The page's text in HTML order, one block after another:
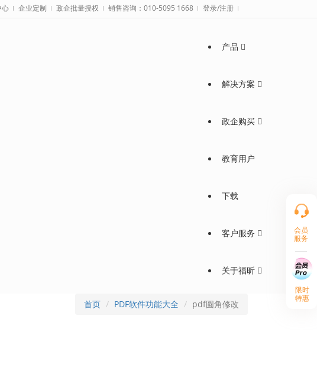
心 企业定制 政企批量授权 销售咨询：010-5095 1668 登录/注册
产品
解决方案
政企购买
教育用户
下载
客户服务
关于福昕
会员
服务
限时
特惠
首页 PDF软件功能大全 pdf圆角修改